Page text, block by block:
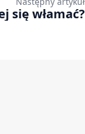
się włamać?